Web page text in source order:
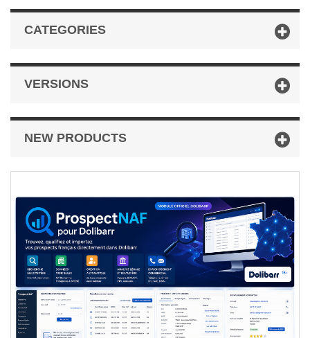
CATEGORIES
VERSIONS
NEW PRODUCTS